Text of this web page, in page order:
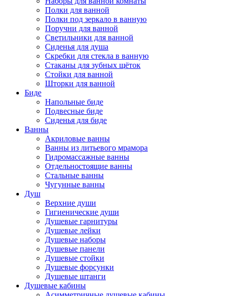
Полки для ванной
Полки под зеркало в ванную
Поручни для ванной
Светильники для ванной
Сиденья для душа
Скребки для стекла в ванную
Стаканы для зубных щёток
Стойки для ванной
Шторки для ванной
Биде
Напольные биде
Подвесные биде
Сиденья для биде
Ванны
Акриловые ванны
Ванны из литьевого мрамора
Гидромассажные ванны
Отдельностоящие ванны
Стальные ванны
Чугунные ванны
Душ
Верхние души
Гигиенические души
Душевые гарнитуры
Душевые лейки
Душевые наборы
Душевые панели
Душевые стойки
Душевые форсунки
Душевые штанги
Душевые кабины